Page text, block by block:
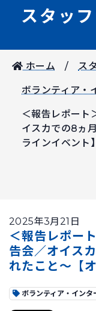
スタッ
ホーム ス
ボランティア・
＜報告レポート
イスカでの8ヵ
ラインイベント】
2025年3月21日
＜報告レポー
告会／オイス
れたこと～【
ボランティア・インタ